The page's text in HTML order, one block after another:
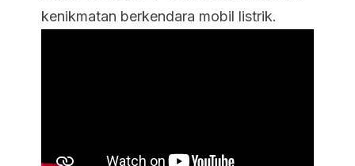
kenikmatan berkendara mobil listrik.